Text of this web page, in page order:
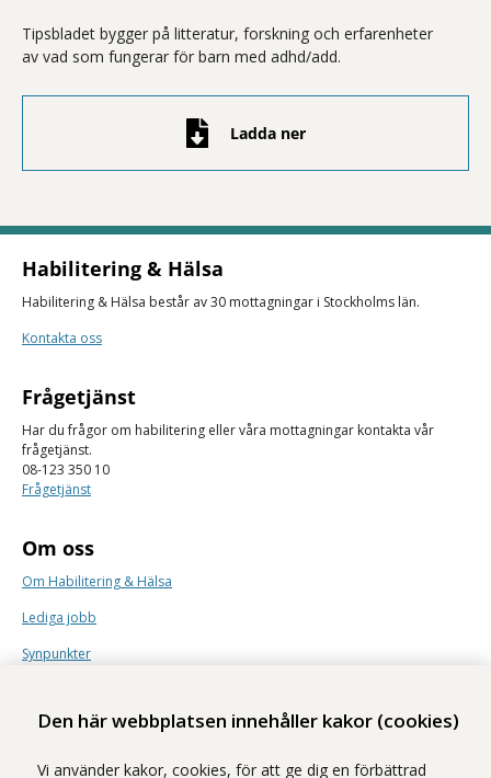
Den här webbplatsen innehåller kakor (cookies)
Vi använder kakor, cookies, för att ge dig en förbättrad
Tipsbladet bygger på litteratur, forskning och erfarenheter
av vad som fungerar för barn med adhd/add.
Ladda ner
Habilitering & Hälsa
Habilitering & Hälsa består av 30 mottagningar i Stockholms län.
Kontakta oss
Frågetjänst
Har du frågor om habilitering eller våra mottagningar kontakta vår
frågetjänst.
08-123 350 10
Frågetjänst
Om oss
Om Habilitering & Hälsa
Lediga jobb
Synpunkter